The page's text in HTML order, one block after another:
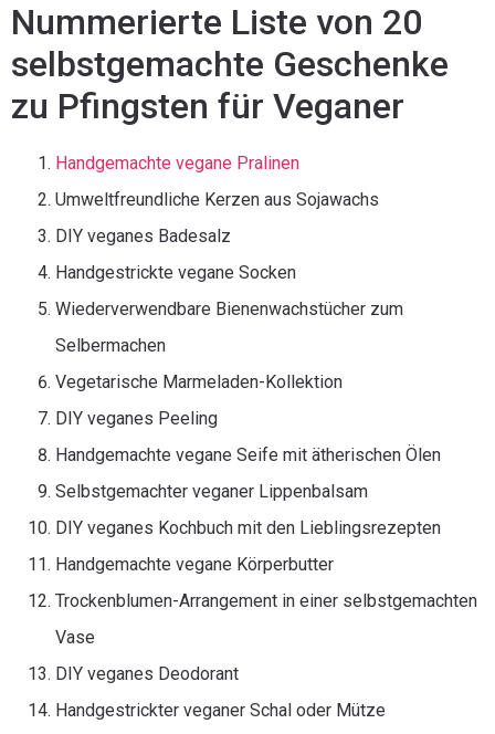
Nummerierte Liste von 20
selbstgemachte Geschenke
zu Pfingsten für Veganer
Handgemachte vegane Pralinen
Umweltfreundliche Kerzen aus Sojawachs
DIY veganes Badesalz
Handgestrickte vegane Socken
Wiederverwendbare Bienenwachstücher zum
Selbermachen
Vegetarische Marmeladen-Kollektion
DIY veganes Peeling
Handgemachte vegane Seife mit ätherischen Ölen
Selbstgemachter veganer Lippenbalsam
DIY veganes Kochbuch mit den Lieblingsrezepten
Handgemachte vegane Körperbutter
Trockenblumen-Arrangement in einer selbstgemachten
Vase
DIY veganes Deodorant
Handgestrickter veganer Schal oder Mütze